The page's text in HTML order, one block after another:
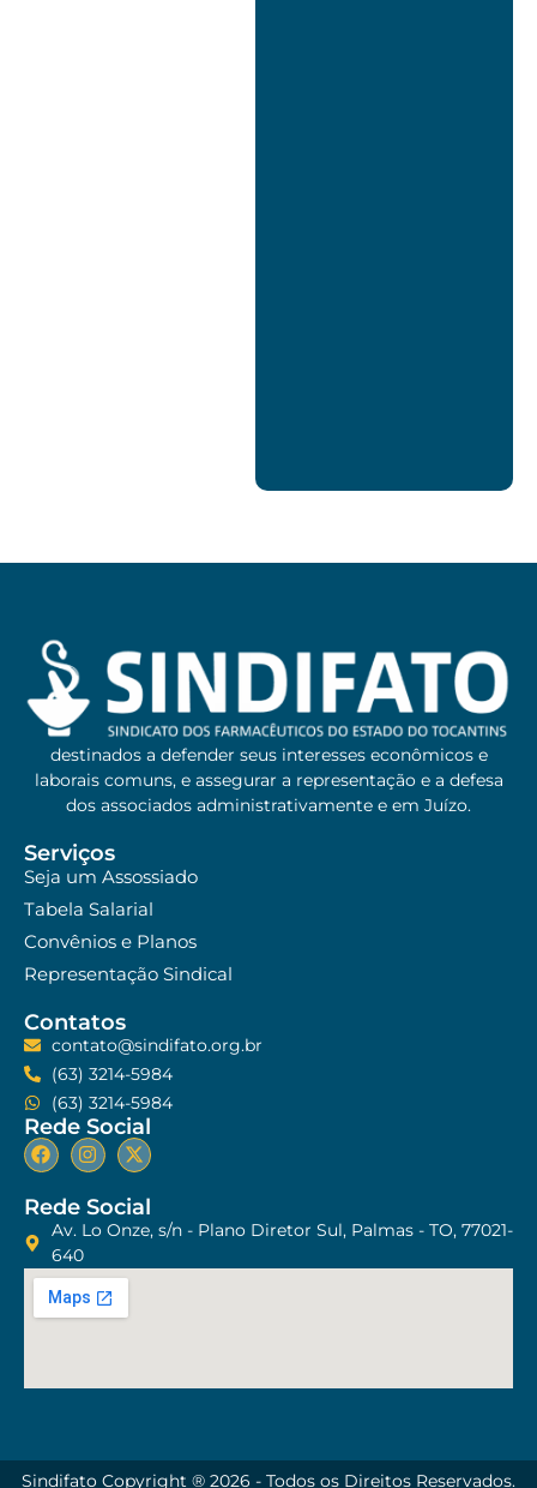
destinados a defender seus interesses econômicos e
laborais comuns, e assegurar a representação e a defesa
dos associados administrativamente e em Juízo.
Serviços
Seja um Assossiado
Tabela Salarial
Convênios e Planos
Representação Sindical
Contatos
contato@sindifato.org.br
(63) 3214-5984
(63) 3214-5984
Rede Social
Rede Social
Av. Lo Onze, s/n - Plano Diretor Sul, Palmas - TO, 77021-
640
Sindifato Copyright ® 2026 - Todos os Direitos Reservados.